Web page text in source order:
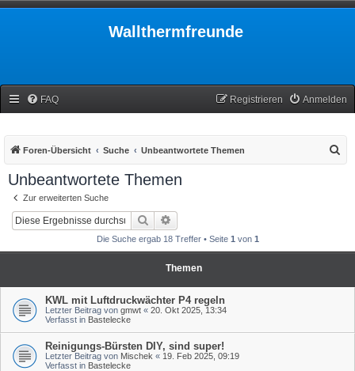
Wallthermfreunde
FAQ Anmelden
Registrieren
Foren-Übersicht Suche Unbeantwortete Themen
Unbeantwortete Themen
Zur erweiterten Suche
Suche
Die Suche ergab 18 Treffer • Seite 1 von 1
Themen
KWL mit Luftdruckwächter P4 regeln
Letzter Beitrag von gmwt « 20. Okt 2025, 13:34
Verfasst in Bastelecke
Reinigungs-Bürsten DIY, sind super!
Letzter Beitrag von Mischek « 19. Feb 2025, 09:19
Verfasst in Bastelecke